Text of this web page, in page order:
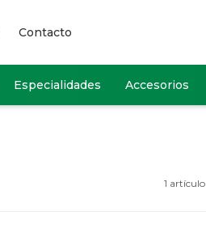
Especialidades Accesorios
Contacto
1 artículo